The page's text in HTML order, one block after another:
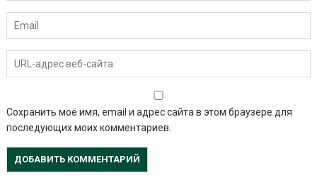
Сохранить моё имя, email и адрес сайта в этом браузере для
последующих моих комментариев.